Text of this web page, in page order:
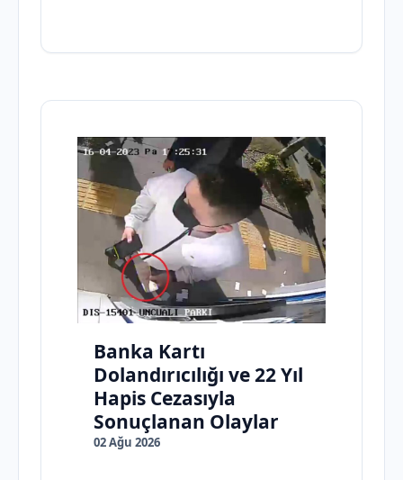
Banka Kartı
Dolandırıcılığı ve 22 Yıl
Hapis Cezasıyla
Sonuçlanan Olaylar
02 Ağu 2026